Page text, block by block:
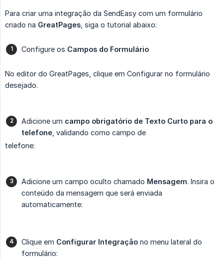
Para criar uma integração da SendEasy com um formulário
criado na GreatPages , siga o tutorial abaixo:
Configure os Campos do Formulário
No editor do GreatPages, clique em Configurar no formulário
desejado.
Adicione um campo obrigatório de Texto Curto para o
telefone , validando como campo de
telefone:
Adicione um campo oculto chamado Mensagem. Insira o
conteúdo da mensagem que será enviada
automaticamente:
Clique em Configurar Integração no menu lateral do
formulário: